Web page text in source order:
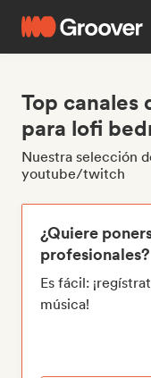
Top
para lofi
Nuestra selección
youtube/twitch
¿Quiere
profesionales?
Es fácil:
música!